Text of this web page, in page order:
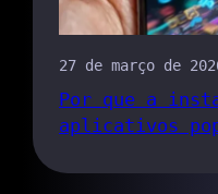
27 de março de
Por que a
aplicativos